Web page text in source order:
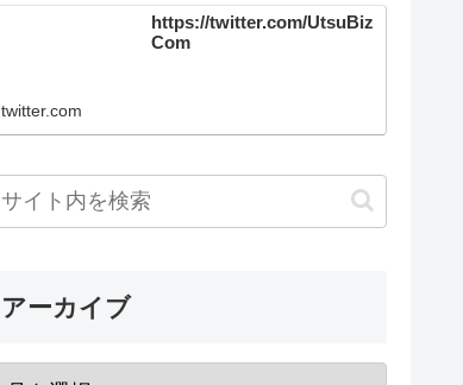
https://twitter.com/UtsuBiz
Com
twitter.com
アーカイブ